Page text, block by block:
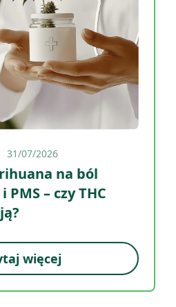
31/07/2026
na ból
– czy THC
więcej